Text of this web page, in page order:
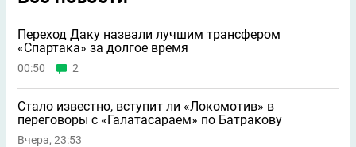
Переход Даку назвали лучшим трансфером
«Спартака» за долгое время
00:50 2
Стало известно, вступит ли «Локомотив» в
переговоры с «Галатасараем» по Батракову
Вчера, 23:53